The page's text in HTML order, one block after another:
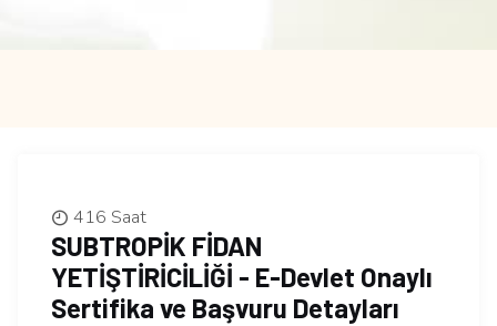
416 Saat
SUBTROPİK FİDAN
YETİŞTİRİCİLİĞİ - E-Devlet Onaylı
Sertifika ve Başvuru Detayları